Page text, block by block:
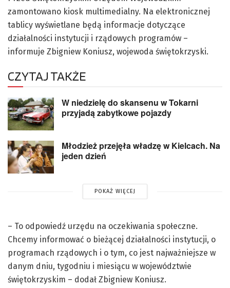
zamontowano kiosk multimedialny. Na elektronicznej
tablicy wyświetlane będą informacje dotyczące
działalności instytucji i rządowych programów –
informuje Zbigniew Koniusz, wojewoda świętokrzyski.
CZYTAJ TAKŻE
W niedzielę do skansenu w Tokarni
przyjadą zabytkowe pojazdy
Młodzież przejęła władzę w Kielcach. Na
jeden dzień
POKAŻ WIĘCEJ
– To odpowiedź urzędu na oczekiwania społeczne.
Chcemy informować o bieżącej działalności instytucji, o
programach rządowych i o tym, co jest najważniejsze w
danym dniu, tygodniu i miesiącu w województwie
świętokrzyskim – dodał Zbigniew Koniusz.